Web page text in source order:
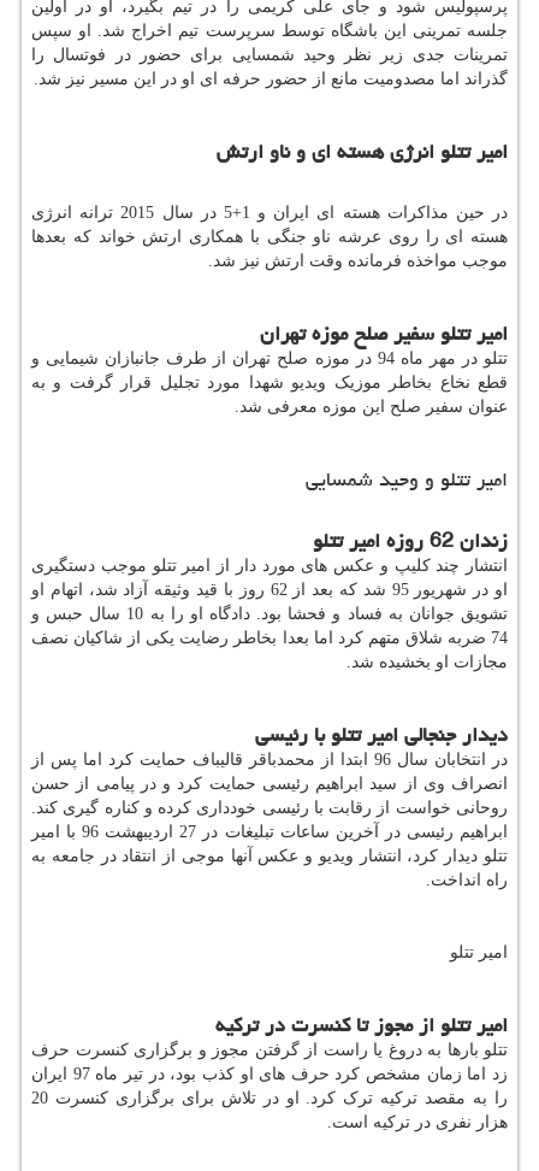
پرسپولیس شود و جای علی کریمی را در تیم بگیرد، او در اولین
جلسه تمرینی این باشگاه توسط سرپرست تیم اخراج شد. او سپس
تمرینات جدی زیر نظر وحید شمسایی برای حضور در فوتسال را
گذراند اما مصدومیت مانع از حضور حرفه ای او در این مسیر نیز شد.
امیر تتلو انرژی هسته ای و ناو ارتش
در حین مذاکرات هسته ای ایران و 1+5 در سال 2015 ترانه انرژی
هسته ای را روی عرشه ناو جنگی با همکاری ارتش خواند که بعدها
موجب مواخذه فرمانده وقت ارتش نیز شد.
امیر تتلو سفیر صلح موزه تهران
تتلو در مهر ماه 94 در موزه صلح تهران از طرف جانبازان شیمایی و
قطع نخاع بخاطر موزیک ویدیو شهدا مورد تجلیل قرار گرفت و به
عنوان سفیر صلح این موزه معرفی شد.
امیر تتلو و وحید شمسایی
زندان 62 روزه امیر تتلو
انتشار چند کلیپ و عکس های مورد دار از امیر تتلو موجب دستگیری
او در شهریور 95 شد که بعد از 62 روز با قید وثیقه آزاد شد، اتهام او
تشویق جوانان به فساد و فحشا بود. دادگاه او را به 10 سال حبس و
74 ضربه شلاق متهم کرد اما بعدا بخاطر رضایت یکی از شاکیان نصف
مجازات او بخشیده شد.
دیدار جنجالی امیر تتلو با رئیسی
در انتخابان سال 96 ابتدا از محمدباقر قالیباف حمایت کرد اما پس از
انصراف وی از سید ابراهیم رئیسی حمایت کرد و در پیامی از حسن
روحانی خواست از رقابت با رئیسی خودداری کرده و کناره گیری کند.
ابراهیم رئیسی در آخرین ساعات تبلیغات در 27 اردیبهشت 96 با امیر
تتلو دیدار کرد، انتشار ویدیو و عکس آنها موجی از انتقاد در جامعه به
راه انداخت.
امیر تتلو
امیر تتلو از مجوز تا کنسرت در ترکیه
تتلو بارها به دروغ یا راست از گرفتن مجوز و برگزاری کنسرت حرف
زد اما زمان مشخص کرد حرف های او کذب بود، در تیر ماه 97 ایران
را به مقصد ترکیه ترک کرد. او در تلاش برای برگزاری کنسرت 20
هزار نفری در ترکیه است.